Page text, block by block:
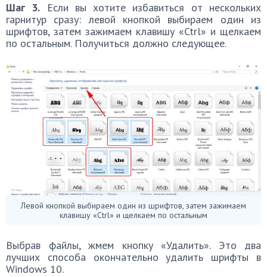
Шаг 3. Если вы хотите избавиться от нескольких
гарнитур сразу: левой кнопкой выбираем один из
шрифтов, затем зажимаем клавишу «Ctrl» и щелкаем
по остальным. Получиться должно следующее.
Левой кнопкой выбираем один из шрифтов, затем зажимаем
клавишу «Ctrl» и щелкаем по остальным
Выбрав файлы, жмем кнопку «Удалить». Это два
лучших способа окончательно удалить шрифты в
Windows 10.